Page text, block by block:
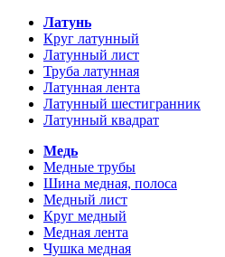
Латунь
Круг латунный
Латунный лист
Труба латунная
Латунная лента
Латунный шестигранник
Латунный квадрат
Медь
Медные трубы
Шина медная, полоса
Медный лист
Круг медный
Медная лента
Чушка медная